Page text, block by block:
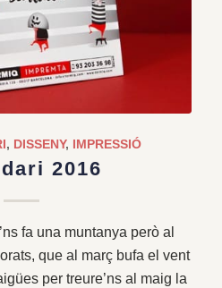
, DISSENY, IMPRESSIÓ
2016
fa una muntanya però al
que al març bufa el vent
per treure’ns al maig la